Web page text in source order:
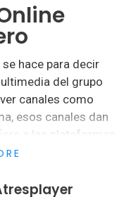
se hace para decir
del grupo
canales como
esos canales dan
a las plataformas
últimos tiempos.
La Casa de